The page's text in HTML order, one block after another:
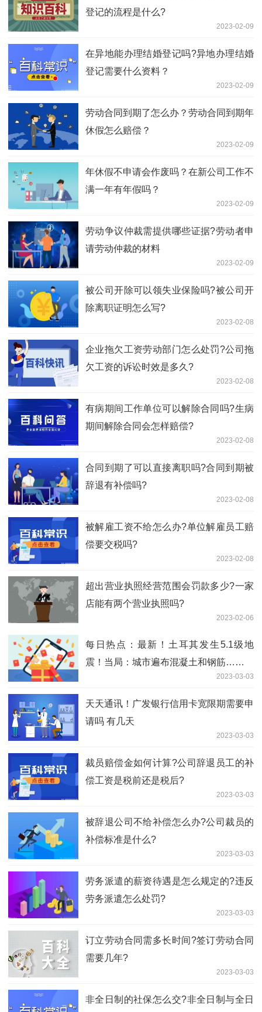
登记的流程是什么?
2023-02-09
在异地能办理结婚登记吗?异地办理结婚
登记需要什么资料？
2023-02-09
劳动合同到期了怎么办？劳动合同到期年
休假怎么赔偿？
2023-02-09
年休假不申请会作废吗？在新公司工作不
满一年有年假吗？
2023-02-09
劳动争议仲裁需提供哪些证据?劳动者申
请劳动仲裁的材料
2023-02-09
被公司开除可以领失业保险吗?被公司开
除离职证明怎么写?
2023-02-08
企业拖欠工资劳动部门怎么处罚?公司拖
欠工资的诉讼时效是多久?
2023-02-08
有病期间工作单位可以解除合同吗?生病
期间解除合同会怎样赔偿?
2023-02-08
合同到期了可以直接离职吗?合同到期被
辞退有补偿吗?
2023-02-08
被解雇工资不给怎么办?单位解雇员工赔
偿要交税吗?
2023-02-08
超出营业执照经营范围会罚款多少?一家
店能有两个营业执照吗?
2023-02-06
每日热点：最新！土耳其发生5.1级地
震！当局：城市遍布混凝土和钢筋……
2023-03-03
天天通讯！广发银行信用卡宽限期需要申
请吗 有几天
2023-03-03
裁员赔偿金如何计算?公司辞退员工的补
偿工资是税前还是税后?
2023-03-03
被辞退公司不给补偿怎么办?公司裁员的
补偿标准是什么?
2023-03-03
劳务派遣的薪资待遇是怎么规定的?违反
劳务派遣怎么处罚?
2023-03-03
订立劳动合同需多长时间?签订劳动合同
需要几年?
2023-03-03
非全日制的社保怎么交?非全日制与全日